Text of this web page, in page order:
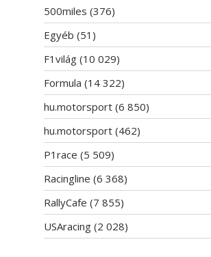
500miles (376)
Egyéb (51)
F1világ (10 029)
Formula (14 322)
hu.motorsport (6 850)
hu.motorsport (462)
P1race (5 509)
Racingline (6 368)
RallyCafe (7 855)
USAracing (2 028)